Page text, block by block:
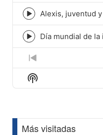
icon
Episode
play
icon
Alexis, juventud
Episode
play
icon
Día mundial de
Previous
Episode
Show
Podcast
Más visitadas